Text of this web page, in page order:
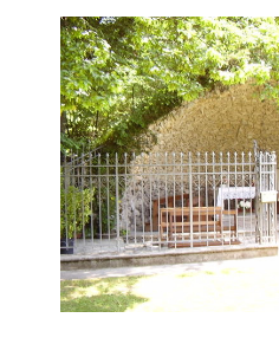
Grotta della Madonna di